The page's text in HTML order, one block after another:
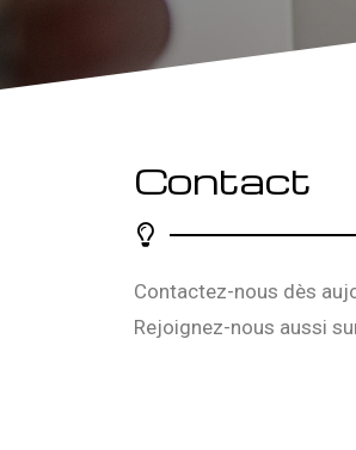
Contact
Contactez-nous dès
Rejoignez-nous aussi